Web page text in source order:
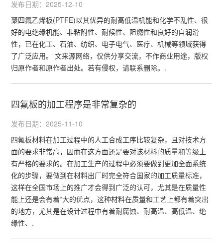
发布日期：2025-12-10
聚四氟乙烯板(PTFE)以其优异的耐高低温机能和化学不乱性、很
好的电绝缘机能、非粘附性、耐候性、阻燃性和良好的自润滑
性，已在化工、石油、纺织、电子电气、医疗、机械等领域获得
了广泛应用。 文来源网络，仅供分享交流，不作商业用途，版权
归原作者和原作者出处。若有侵权，请联系删除。.
四氟板的加工程序是非常复杂的
发布日期：2025-11-10
四氟板材料在加工过程中的人工合成工序比较复杂，且对技术方
面的要求非常高，因而在这方面还是要对该材料的质量和等级上
有严格的要求的。在加工生产的过程中必须要做到更加全面系统
化的步骤，要做到在材料出厂时完全符合国家的加工质量标准，
这样在全国市场上的推广才会得到广泛的认可，尤其是在质量性
能上还是会有着*大的优点，这种材料在质量和工艺上都有着突出
的地方，尤其是在设计过程中有着耐腐蚀、耐高温、高低温、绝
缘性、.